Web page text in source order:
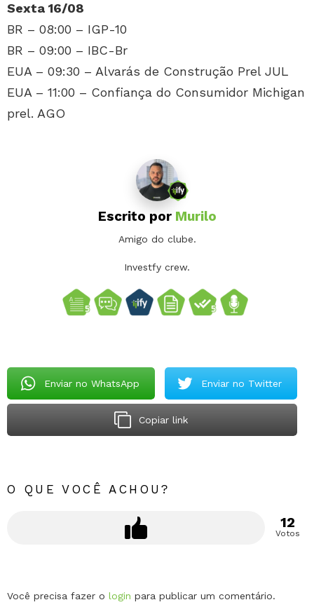
Sexta 16/08
BR – 08:00 – IGP-10
BR – 09:00 – IBC-Br
EUA – 09:30 – Alvarás de Construção Prel JUL
EUA – 11:00 – Confiança do Consumidor Michigan
prel. AGO
Escrito por Murilo
Amigo do clube.
Investfy crew.
Enviar no WhatsApp Enviar no Twitter
Copiar link
O QUE VOCÊ ACHOU?
12
Votos
Deixe
Você precisa fazer o login para publicar um comentário.